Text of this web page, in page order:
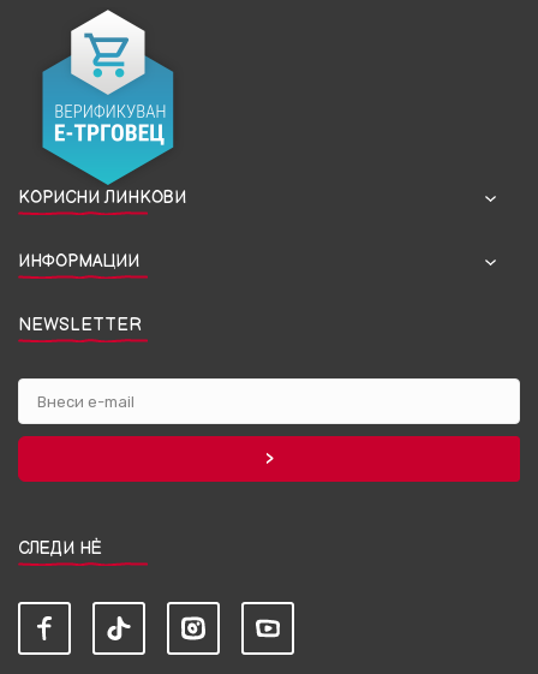
КОРИСНИ ЛИНКОВИ
ИНФОРМАЦИИ
NEWSLETTER
СЛЕДИ НЀ